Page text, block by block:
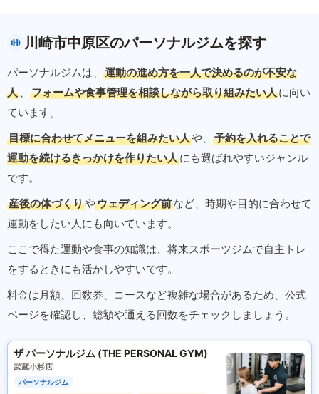
川崎市中原区のパーソナルジムを探す
パーソナルジムは、
運動の進め方を一人で決めるのが不安な
人 、 フォームや食事管理を相談しながら取り組みたい人に向い
ています。
目標に合わせてメニューを組みたい人や、
予約を入れることで
運動を続けるきっかけを作りたい人にも選ばれやすいジャンル
です。
産後の体づくりやウェディング前など、時期や目的に合わせて
運動をしたい人にも向いています。
ここで得た運動や食事の知識は、将来スポーツジムで自主トレ
をするときにも活かしやすいです。
料金は月額、回数券、コースなど複雑な場合があるため、公式
ページを確認し、総額や通える回数をチェックしましょう。
ザ パーソナルジム (THE PERSONAL GYM)
武蔵小杉店
パーソナルジム